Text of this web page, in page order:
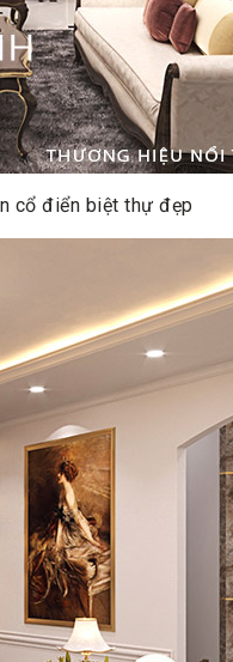
cổ điển biệt thự đẹp